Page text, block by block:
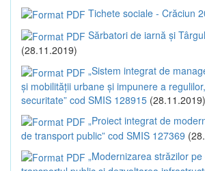
Tichete sociale - Crăciun
Sărbatori de iarnă și
(28.11.2019)
„Sistem integrat de
și mobilității urbane și impunere a
securitate” cod SMIS 128915 (28.11.2019)
„Proiect integrat de
de transport public” cod SMIS 127369
„Modernizarea străzilor